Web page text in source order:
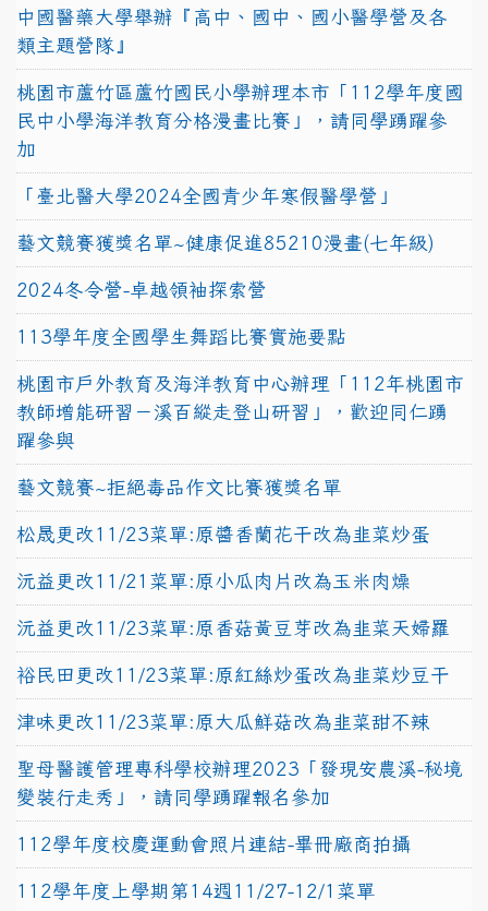
中國醫藥大學舉辦『高中、國中、國小醫學營及各
類主題營隊』
桃園市蘆竹區蘆竹國民小學辦理本市「112學年度國
民中小學海洋教育分格漫畫比賽」，請同學踴躍參
加
「臺北醫大學2024全國青少年寒假醫學營」
藝文競賽獲獎名單~健康促進85210漫畫(七年級)
2024冬令營-卓越領袖探索營
113學年度全國學生舞蹈比賽實施要點
桃園市戶外教育及海洋教育中心辦理「112年桃園市
教師增能研習－溪百縱走登山研習」，歡迎同仁踴
躍參與
藝文競賽~拒絕毒品作文比賽獲獎名單
松晟更改11/23菜單:原醬香蘭花干改為韭菜炒蛋
沅益更改11/21菜單:原小瓜肉片改為玉米肉燥
沅益更改11/23菜單:原香菇黃豆芽改為韭菜天婦羅
裕民田更改11/23菜單:原紅絲炒蛋改為韭菜炒豆干
津味更改11/23菜單:原大瓜鮮菇改為韭菜甜不辣
聖母醫護管理專科學校辦理2023「發現安農溪-秘境
變裝行走秀」，請同學踴躍報名參加
112學年度校慶運動會照片連結-畢冊廠商拍攝
112學年度上學期第14週11/27-12/1菜單